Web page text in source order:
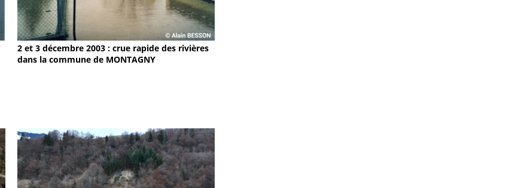
2 et 3 décembre 2003 : crue rapide des rivières
dans la commune de MONTAGNY